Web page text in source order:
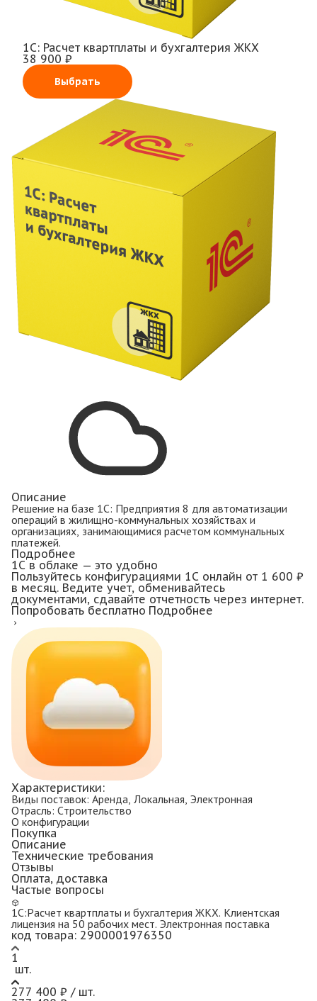
1С: Расчет квартплаты и бухгалтерия ЖКХ
38 900 ₽
Выбрать
Описание
Решение на базе 1С: Предприятия 8 для автоматизации
операций в жилищно-коммунальных хозяйствах и
организациях, занимающимися расчетом коммунальных
платежей.
Подробнее
1С в облаке — это удобно
Пользуйтесь конфигурациями 1С онлайн от 1 600 ₽
в месяц. Ведите учет, обменивайтесь
документами, сдавайте отчетность через интернет.
Попробовать бесплатно Подробнее
Характеристики:
Виды поставок: Аренда, Локальная, Электронная
Отрасль: Строительство
О конфигурации
Покупка
Описание
Технические требования
Отзывы
Оплата, доставка
Частые вопросы
1С:Расчет квартплаты и бухгалтерия ЖКХ. Клиентская
лицензия на 50 рабочих мест. Электронная поставка
код товара: 2900001976350
1
шт.
277 400 ₽ / шт.